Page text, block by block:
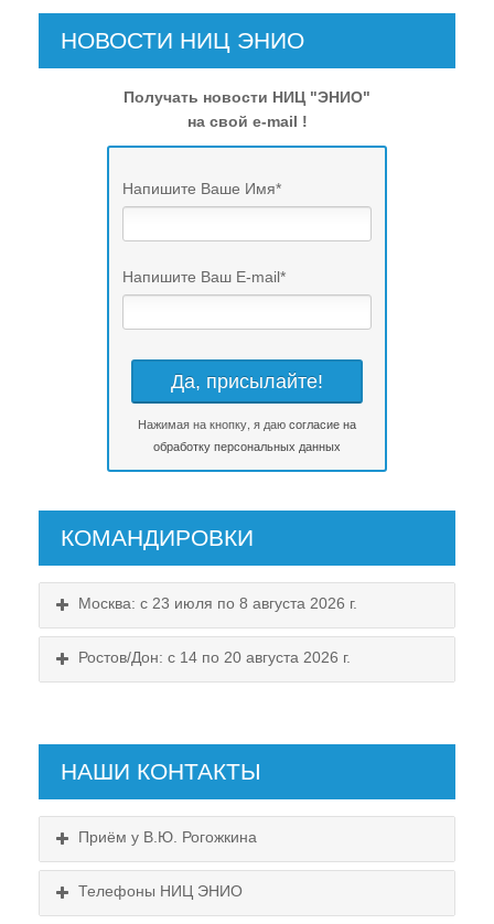
НОВОСТИ НИЦ ЭНИО
Получать новости НИЦ "ЭНИО"
на свой e-mail !
Напишите Ваше Имя*
Напишите Ваш E-mail*
Нажимая на кнопку, я даюсогласие на
обработку персональных данных
КОМАНДИРОВКИ
Москва: с 23 июля по 8 августа 2026 г.
Ростов/Дон: с 14 по 20 августа 2026 г.
НАШИ КОНТАКТЫ
Приём у В.Ю. Рогожкина
Телефоны НИЦ ЭНИО